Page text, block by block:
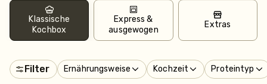
Klassische
Kochbox
Express &
ausgewogen
Extras
Filter Ernährungsweise Kochzeit Proteintyp